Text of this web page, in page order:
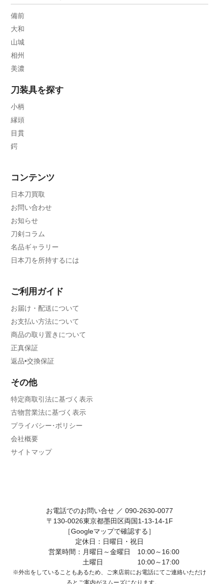
備前
大和
山城
相州
美濃
刀装具を探す
小柄
縁頭
目貫
鍔
コンテンツ
日本刀買取
お問い合わせ
お知らせ
刀剣コラム
名品ギャラリー
日本刀を所持するには
ご利用ガイド
お届け・配送について
お支払い方法について
商品の取り置きについて
正真保証
返品•交換保証
その他
特定商取引法に基づく表示
古物営業法に基づく表示
プライバシー･ポリシー
会社概要
サイトマップ
お電話でのお問い合せ ／ 090-2630-0077
〒130-0026東京都墨田区両国1-13-14-1F
［Googleマップで確認する］
定休日：日曜日・祝日
営業時間：月曜日～金曜日 10:00～16:00
土曜日 10:00～17:00
※外出をしていることもあるため、ご来店前にお電話にてご連絡いただけ
ると ご案内がスムーズになります。